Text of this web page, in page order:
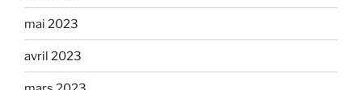
mai 2023
avril 2023